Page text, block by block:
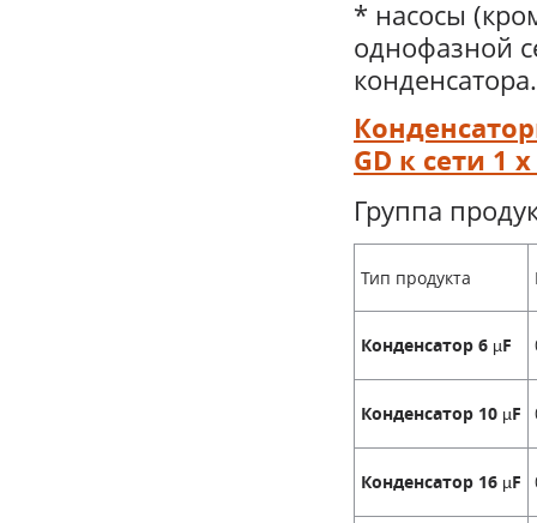
* насосы
однофазной
конденсатора.
GD к сети 1
Группа
Тип продукта
Конденсатор 6 µF
Конденсатор 10 µF
Конденсатор 16 µF